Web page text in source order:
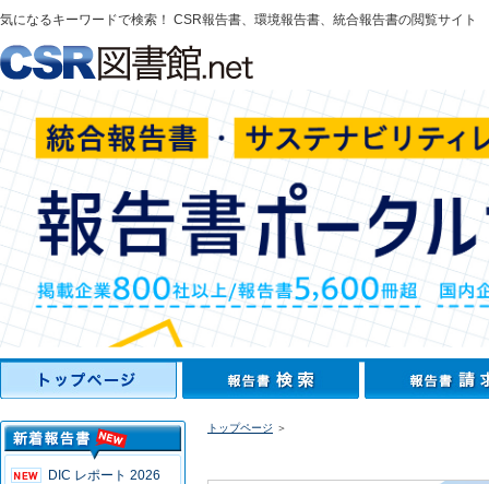
気になるキーワードで検索！ CSR報告書、環境報告書、統合報告書の閲覧サイト
DIC レポート 2026
トップページ ＞